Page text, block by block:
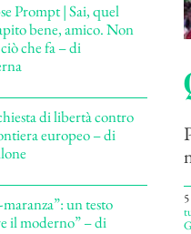
Prompt | Sai, quel
bene, amico. Non
che fa – di
di libertà contro
europeo – di
un testo
il moderno” – di